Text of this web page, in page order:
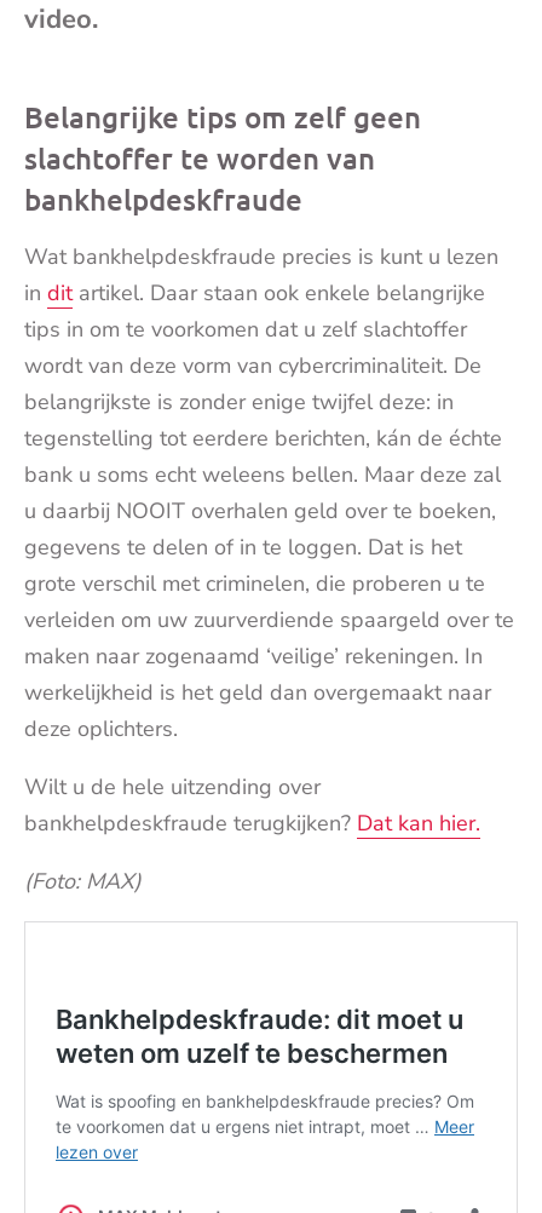
video.
Belangrijke tips om zelf geen
slachtoffer te worden van
bankhelpdeskfraude
Wat bankhelpdeskfraude precies is kunt u lezen
in ditartikel. Daar staan ook enkele belangrijke
tips in om te voorkomen dat u zelf slachtoffer
wordt van deze vorm van cybercriminaliteit. De
belangrijkste is zonder enige twijfel deze: in
tegenstelling tot eerdere berichten, kán de échte
bank u soms echt weleens bellen. Maar deze zal
u daarbij NOOIT overhalen geld over te boeken,
gegevens te delen of in te loggen. Dat is het
grote verschil met criminelen, die proberen u te
verleiden om uw zuurverdiende spaargeld over te
maken naar zogenaamd ‘veilige’ rekeningen. In
werkelijkheid is het geld dan overgemaakt naar
deze oplichters.
Wilt u de hele uitzending over
bankhelpdeskfraude terugkijken? Dat kan hier.
(Foto: MAX)